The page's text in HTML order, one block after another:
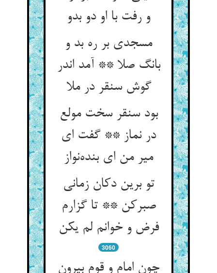
و رفت با او دو بدو
مسجدی بر ره بد و
بانگ صلا ** آمد اندر
گوش سنقر در ملا
بود سنقر سخت مولع
در نماز ** گفت ای
میر من ای بنده‌نواز
تو برین دکان زمانی
صبرکن ** تا گزارم
فرض و خوانم لم یکن
3060
چون امام و قوم بیرون